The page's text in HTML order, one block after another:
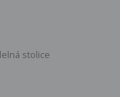
stolice